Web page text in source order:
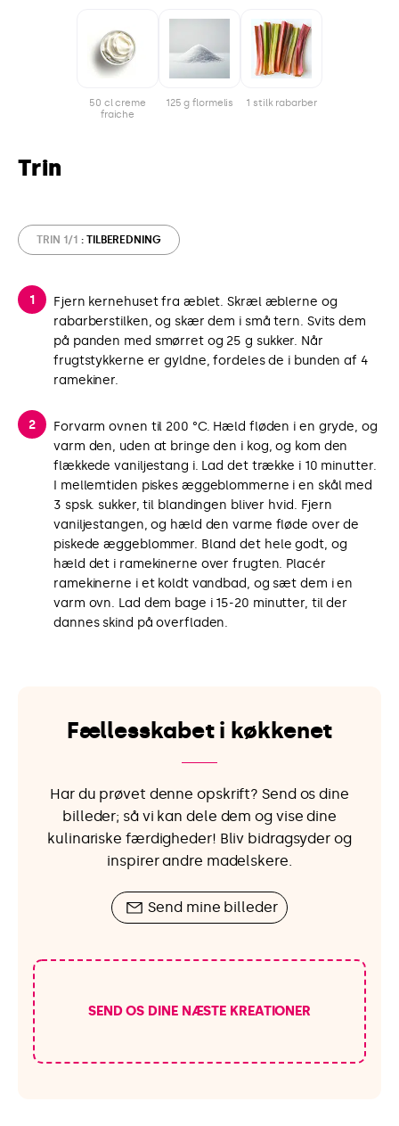
50 cl creme
fraiche
125 g flormelis 1 stilk rabarber
Trin
TRIN 1/1 : TILBEREDNING
Fjern kernehuset fra æblet. Skræl æblerne og
rabarberstilken, og skær dem i små tern. Svits dem
på panden med smørret og 25 g sukker. Når
frugtstykkerne er gyldne, fordeles de i bunden af 4
ramekiner.
Forvarm ovnen til 200 °C. Hæld fløden i en gryde, og
varm den, uden at bringe den i kog, og kom den
flækkede vaniljestang i. Lad det trække i 10 minutter.
I mellemtiden piskes æggeblommerne i en skål med
3 spsk. sukker, til blandingen bliver hvid. Fjern
vaniljestangen, og hæld den varme fløde over de
piskede æggeblommer. Bland det hele godt, og
hæld det i ramekinerne over frugten. Placér
ramekinerne i et koldt vandbad, og sæt dem i en
varm ovn. Lad dem bage i 15-20 minutter, til der
dannes skind på overfladen.
Fællesskabet i køkkenet
Har du prøvet denne opskrift? Send os dine
billeder; så vi kan dele dem og vise dine
kulinariske færdigheder! Bliv bidragsyder og
inspirer andre madelskere.
Send mine billeder
SEND OS DINE NÆSTE KREATIONER